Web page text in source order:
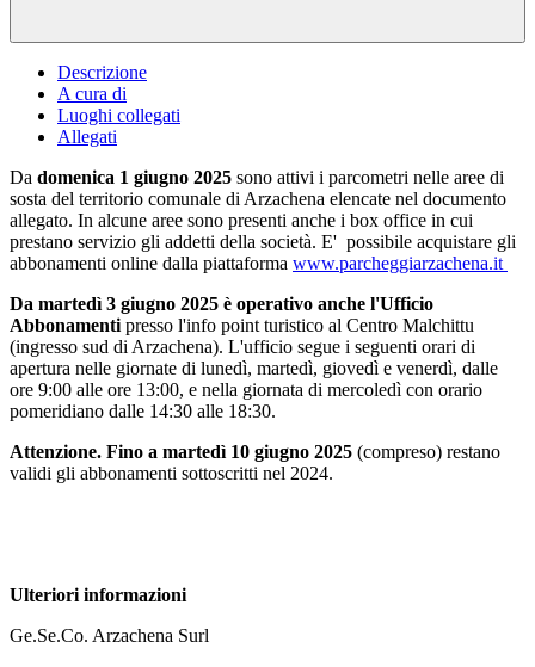
Descrizione
A cura di
Luoghi collegati
Allegati
Da domenica 1 giugno 2025 sono attivi i parcometri nelle aree di
sosta del territorio comunale di Arzachena elencate nel documento
allegato. In alcune aree sono presenti anche i box office in cui
prestano servizio gli addetti della società. E' possibile acquistare gli
abbonamenti online dalla piattaforma www.parcheggiarzachena.it
Da martedì 3 giugno 2025 è operativo anche l'Ufficio
Abbonamenti presso l'info point turistico al Centro Malchittu
(ingresso sud di Arzachena). L'ufficio segue i seguenti orari di
apertura nelle giornate di lunedì, martedì, giovedì e venerdì, dalle
ore 9:00 alle ore 13:00, e nella giornata di mercoledì con orario
pomeridiano dalle 14:30 alle 18:30.
Attenzione. Fino a martedì 10 giugno 2025 (compreso) restano
validi gli abbonamenti sottoscritti nel 2024.
Ulteriori informazioni
Ge.Se.Co. Arzachena Surl